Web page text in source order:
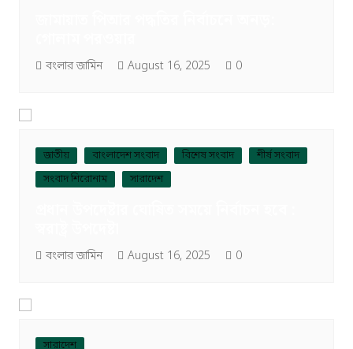
বংলার জামিন August 16, 2025 0
জাতীয় বাংলাদেশ সংবাদ বিশেষ সংবাদ
শীর্ষ সংবাদ
সংবাদ শিরোনাম
সারাদেশ
বংলার জামিন August 16, 2025 0
সারাদেশ